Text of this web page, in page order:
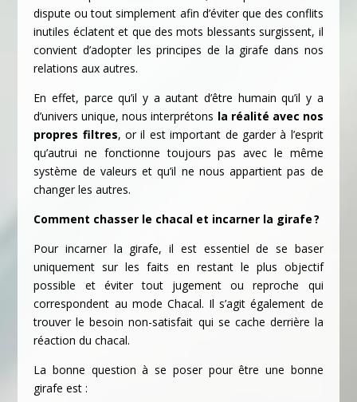
dispute ou tout simplement afin d’éviter que des conflits
inutiles éclatent et que des mots blessants surgissent, il
convient d’adopter les principes de la girafe dans nos
relations aux autres.
En effet, parce qu’il y a autant d’être humain qu’il y a
d’univers unique, nous interprétons la réalité avec nos
propres filtres, or il est important de garder à l’esprit
qu’autrui ne fonctionne toujours pas avec le même
système de valeurs et qu’il ne nous appartient pas de
changer les autres.
Comment chasser le chacal et incarner la girafe ?
Pour incarner la girafe, il est essentiel de se baser
uniquement sur les faits en restant le plus objectif
possible et éviter tout jugement ou reproche qui
correspondent au mode Chacal. Il s’agit également de
trouver le besoin non-satisfait qui se cache derrière la
réaction du chacal.
La bonne question à se poser pour être une bonne
girafe est :